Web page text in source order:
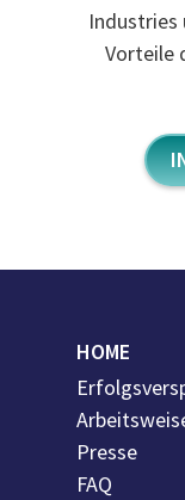
Industries
Vorteile
HOME
Presse
FAQ